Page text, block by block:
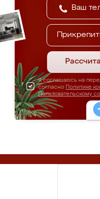
Я соглашаюсь на
согласно Политике
Пользовательскому